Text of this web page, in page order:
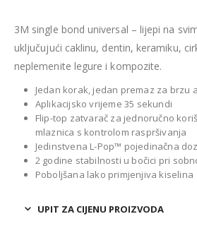
3M single bond universal – lijepi na
uključujući caklinu, dentin, keramiku,
neplemenite legure i kompozite.
Jedan korak, jedan premaz za brzu
Aplikacijsko vrijeme 35 sekundi
Flip-top zatvarač za jednoručno
mlaznica s kontrolom raspršivanja
Jedinstvena L-Pop™ pojedinačna
2 godine stabilnosti u bočici pri
Poboljšana lako primjenjiva kiselina
UPIT ZA CIJENU PROIZVODA